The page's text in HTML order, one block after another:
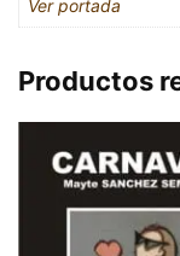
Ver portada
Productos